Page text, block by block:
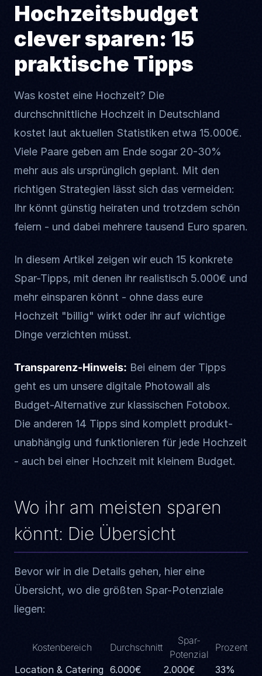
Hochzeitsbudget
clever sparen: 15
praktische Tipps
Was kostet eine Hochzeit? Die
durchschnittliche Hochzeit in Deutschland
kostet laut aktuellen Statistiken etwa 15.000€.
Viele Paare geben am Ende sogar 20-30%
mehr aus als ursprünglich geplant. Mit den
richtigen Strategien lässt sich das vermeiden:
Ihr könnt günstig heiraten und trotzdem schön
feiern - und dabei mehrere tausend Euro sparen.
In diesem Artikel zeigen wir euch 15 konkrete
Spar-Tipps, mit denen ihr realistisch 5.000€ und
mehr einsparen könnt - ohne dass eure
Hochzeit "billig" wirkt oder ihr auf wichtige
Dinge verzichten müsst.
Transparenz-Hinweis: Bei einem der Tipps
geht es um unsere digitale Photowall als
Budget-Alternative zur klassischen Fotobox.
Die anderen 14 Tipps sind komplett produkt-
unabhängig und funktionieren für jede Hochzeit
- auch bei einer Hochzeit mit kleinem Budget.
Wo ihr am meisten sparen
könnt: Die Übersicht
Bevor wir in die Details gehen, hier eine
Übersicht, wo die größten Spar-Potenziale
liegen:
Kostenbereich Durchschnitt
Spar-
Potenzial
Prozent
Location & Catering 6.000€ 2.000€
33%